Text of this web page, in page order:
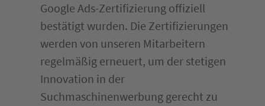
Google Ads-Zertifizierung offiziell
bestätigt wurden. Die Zertifizierungen
werden von unseren Mitarbeitern
regelmäßig erneuert, um der stetigen
Innovation in der
Suchmaschinenwerbung gerecht zu